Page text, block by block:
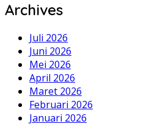
Archives
Juli 2026
Juni 2026
Mei 2026
April 2026
Maret 2026
Februari 2026
Januari 2026